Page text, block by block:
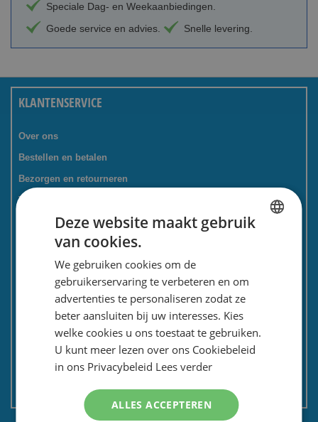
Speciale Dag- en Weekaanbiedingen.
Goede service en advies.
Snelle levering.
KLANTENSERVICE
Over ons
Bestellen en betalen
Bezorgen en retourneren
Tevredenheidsgarantie
Kadoservice
Bedrijven / zakelijk
Meest gestelde vragen
Contactformulier
Nieuwsbrief
Privacy en security
Algemene voorwaarden
Non EU: Belasting / douane
Deze website maakt gebruik
van cookies.
We gebruiken cookies om de
gebruikerservaring te verbeteren en om
advertenties te personaliseren zodat ze
beter aansluiten bij uw interesses. Kies
welke cookies u ons toestaat te gebruiken.
U kunt meer lezen over ons Cookiebeleid
in ons Privacybeleid Lees verder
ALLES ACCEPTEREN